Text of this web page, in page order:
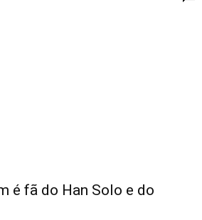
é fã do Han Solo e do